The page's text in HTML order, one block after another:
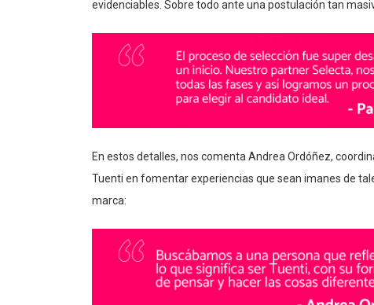
evidenciables. Sobre todo ante una postulación tan
En estos detalles, nos comenta Andrea Ordóñez,
Tuenti en fomentar experiencias que sean imanes de
marca: